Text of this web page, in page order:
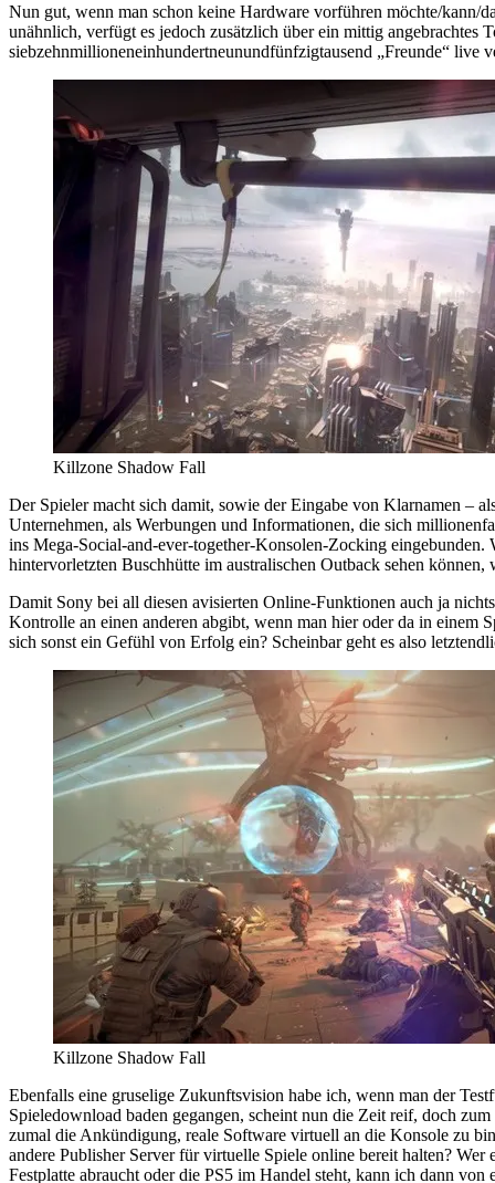
Nun gut, wenn man schon keine Hardware vorführen möchte/kann/
unähnlich, verfügt es jedoch zusätzlich über ein mittig
siebzehnmillioneneinhundertneunundfünfzigtausend „Freunde“ live
Killzone Shadow Fall
Der Spieler macht sich damit, sowie der Eingabe von Klarnamen –
Unternehmen, als Werbungen und Informationen, die sich
ins Mega-Social-and-ever-together-Konsolen-Zocking
hintervorletzten Buschhütte im australischen Outback sehen können,
Damit Sony bei all diesen avisierten Online-Funktionen auch ja
Kontrolle an einen anderen abgibt, wenn man hier oder da in einem
sich sonst ein Gefühl von Erfolg ein? Scheinbar geht es also
Killzone Shadow Fall
Ebenfalls eine gruselige Zukunftsvision habe ich, wenn man der
Spieledownload baden gegangen, scheint nun die Zeit reif, doch
zumal die Ankündigung, reale Software virtuell an die Konsole zu
andere Publisher Server für virtuelle Spiele online bereit halten?
Festplatte abraucht oder die PS5 im Handel steht, kann ich dann